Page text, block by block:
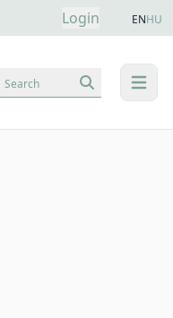
Login ENHU
menu
Search